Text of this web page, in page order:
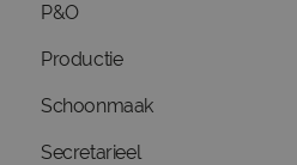
P&O
Productie
Schoonmaak
Secretarieel